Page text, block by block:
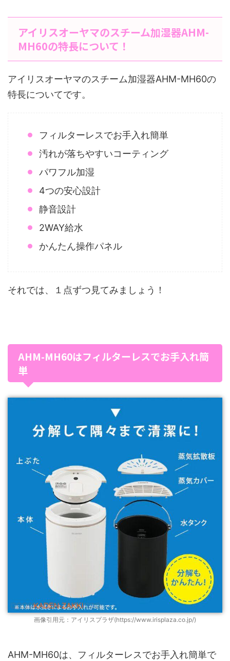
アイリスオーヤマのスチーム加湿器AHM-
MH60の特長について！
アイリスオーヤマのスチーム加湿器AHM-MH60の
特長についてです。
フィルターレスでお手入れ簡単
汚れが落ちやすいコーティング
パワフル加湿
4つの安心設計
静音設計
2WAY給水
かんたん操作パネル
それでは、１点ずつ見てみましょう！
AHM-MH60はフィルターレスでお手入れ簡
単
画像引用元：アイリスプラザ(https://www.irisplaza.co.jp/)
AHM-MH60は、フィルターレスでお手入れ簡単で